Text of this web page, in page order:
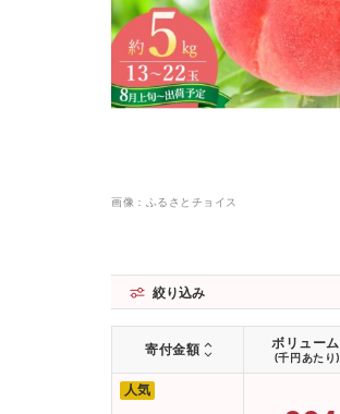
画像：ふるさとチョイス
絞り込み
寄付金額 ボリューム
(千円あたり)
人気